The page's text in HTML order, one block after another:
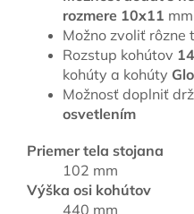
rozmere 10x11
Možno zvoliť
Rozstup kohútov
kohúty a kohúty
Možnosť doplniť
osvetlením
Priemer tela stojana
102 mm
Výška osi kohútov
440 mm